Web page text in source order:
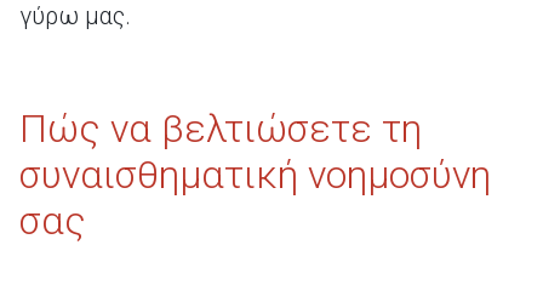
γύρω μας.
Πώς να βελτιώσετε τη
συναισθηματική νοημοσύνη
σας